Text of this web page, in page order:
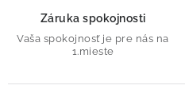
Záruka spokojnosti
Vaša spokojnosť je pre nás na
1.mieste